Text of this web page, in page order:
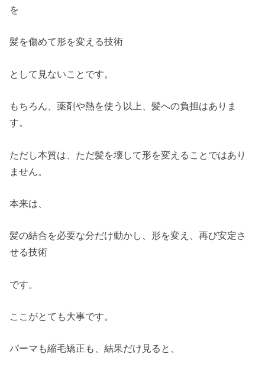
を
髪を傷めて形を変える技術
として見ないことです。
もちろん、薬剤や熱を使う以上、髪への負担はありま
す。
ただし本質は、ただ髪を壊して形を変えることではあり
ません。
本来は、
髪の結合を必要な分だけ動かし、形を変え、再び安定さ
せる技術
です。
ここがとても大事です。
パーマも縮毛矯正も、結果だけ見ると、